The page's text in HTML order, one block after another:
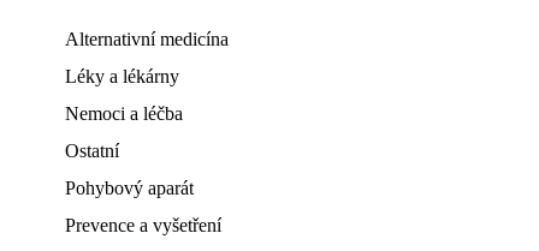
Alternativní medicína
Léky a lékárny
Nemoci a léčba
Ostatní
Pohybový aparát
Prevence a vyšetření